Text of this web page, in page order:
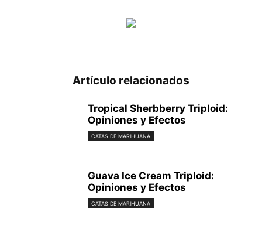
Artículo relacionados
Tropical Sherbberry Triploid:
Opiniones y Efectos
CATAS DE MARIHUANA
Guava Ice Cream Triploid:
Opiniones y Efectos
CATAS DE MARIHUANA